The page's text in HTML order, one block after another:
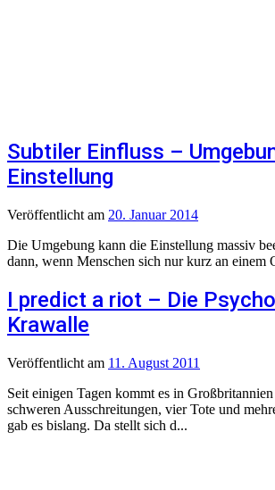
Subtiler Einfluss –
Einstellung
Veröffentlicht am 20. Januar 2014
Die Umgebung kann die Einstellung massiv
dann, wenn Menschen sich nur kurz an einem
I predict a riot – Die
Krawalle
Veröffentlicht am 11. August 2011
Seit einigen Tagen kommt es in
schweren Ausschreitungen, vier Tote und
gab es bislang. Da stellt sich d...